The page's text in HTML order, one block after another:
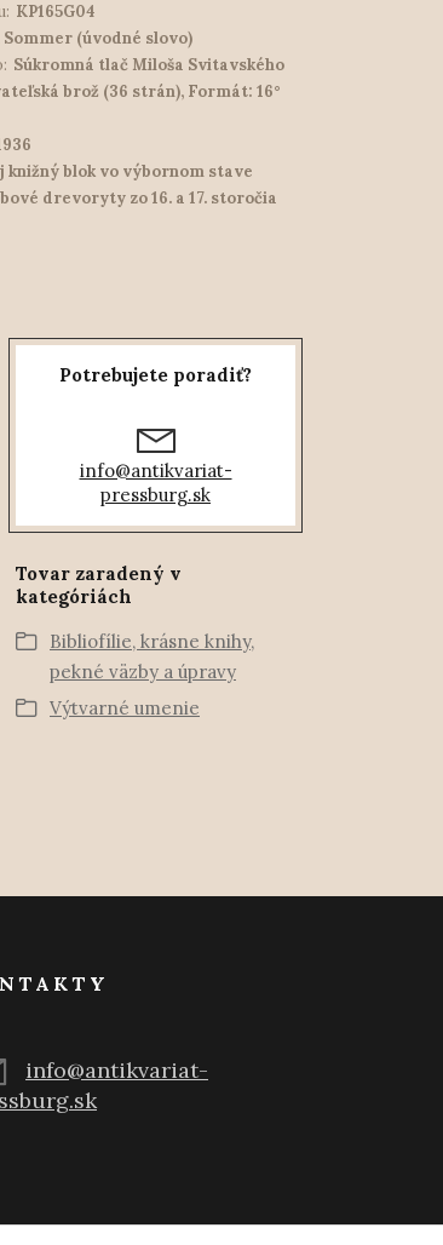
KP165G04
(úvodné slovo)
Súkromná tlač Miloša Svitavského
brož (36 strán), Formát: 16°
knižný blok vo výbornom stave
drevoryty zo 16. a 17. storočia
Potrebujete poradiť?
info@antikvariat-
pressburg.sk
Tovar zaradený v
kategóriách
Bibliofílie, krásne knihy,
pekné väzby a úpravy
Výtvarné umenie
info@antikvariat-